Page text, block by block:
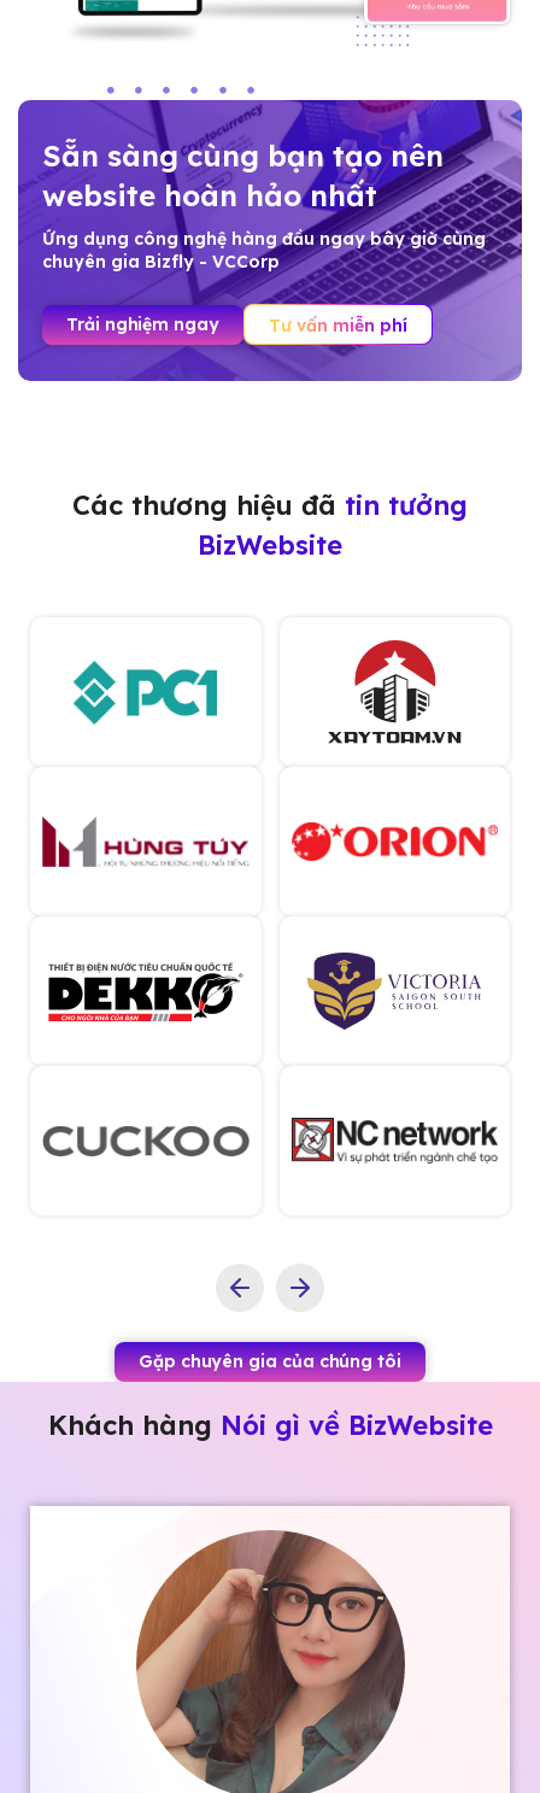
Sẵn sàng cùng bạn tạo nên
website hoàn hảo nhất
Ứng dụng công nghệ hàng đầu ngay bây giờ cùng
chuyên gia Bizfly - VCCorp
Trải nghiệm ngay Tư vấn miễn phí
Các thương hiệu đã tin tưởng
BizWebsite
Gặp chuyên gia của chúng tôi
Khách hàng Nói gì về BizWebsite